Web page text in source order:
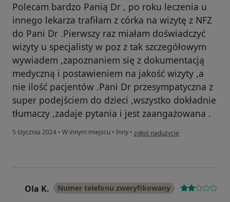
Polecam bardzo Panią Dr , po roku leczenia u
innego lekarza trafiłam z córka na wizytę z NFZ
do Pani Dr .Pierwszy raz miałam doświadczyć
wizyty u specjalisty w poz z tak szczegółowym
wywiadem ,zapoznaniem się z dokumentacją
medyczną i postawieniem na jakość wizyty ,a
nie ilość pacjentów .Pani Dr przesympatyczna z
super podejściem do dzieci ,wszystko dokładnie
tłumaczy ,zadaje pytania i jest zaangażowana .
5 stycznia 2024 • W innym miejscu • Inny • w opinii użytkownika Ewelina P
zgłoś nadużycie
Ola K. Numer telefonu zweryfikowany